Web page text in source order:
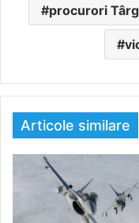
procurori
Articole similare